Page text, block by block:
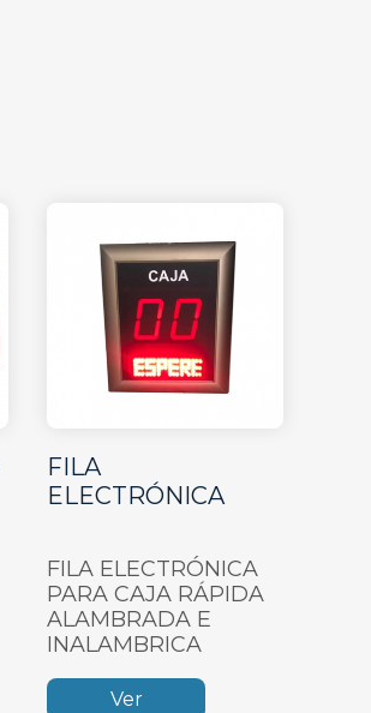
FILA
ELECTRÓNICA
FILA ELECTRÓNICA
PARA CAJA RÁPIDA
ALAMBRADA E
INALAMBRICA
Ver